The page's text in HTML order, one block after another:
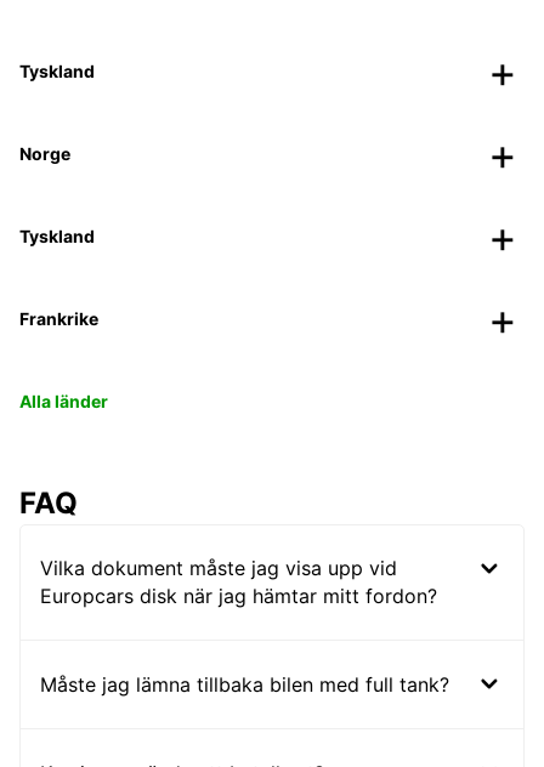
Tyskland
Norge
Tyskland
Frankrike
Alla länder
FAQ
Vilka dokument måste jag visa upp vid
Europcars disk när jag hämtar mitt fordon?
Måste jag lämna tillbaka bilen med full tank?